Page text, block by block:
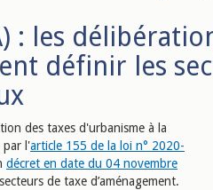
: les
définir les
des taxes d'urbanisme à la
par l'article 155 de la loi n° 2020-
décret en date du 04 novembre
de taxe d’aménagement.